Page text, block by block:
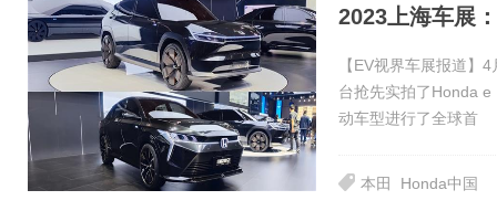
2023上海车展
【EV视界车展报道】
台抢先实拍了Honda
动车型进行了全球首
本田 Honda中国